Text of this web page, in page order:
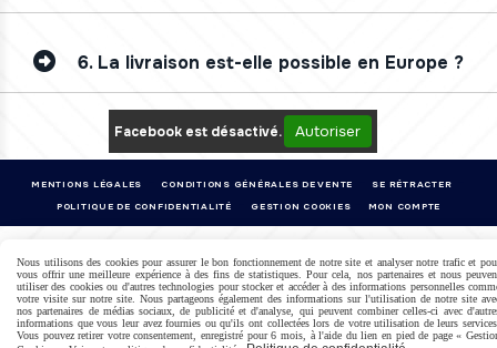
6. La livraison est-elle possible en Europe ?
Facebook est désactivé. Autoriser
MENTIONS LÉGALES CONDITIONS GÉNÉRALES DE VENTE
SE RÉTRACTER
POLITIQUE DE CONFIDENTIALITÉ
GESTION COOKIES MON COMPTE
Nous utilisons des cookies pour assurer le bon fonctionnement de notre site et analyser notre trafic et
vous offrir une meilleure expérience à des fins de statistiques. Pour cela, nos partenaires et nous
utiliser des cookies ou d'autres technologies pour stocker et accéder à des informations personnelles
votre visite sur notre site. Nous partageons également des informations sur l'utilisation de notre site
nos partenaires de médias sociaux, de publicité et d'analyse, qui peuvent combiner celles-ci avec
informations que vous leur avez fournies ou qu'ils ont collectées lors de votre utilisation de leurs
Vous pouvez retirer votre consentement, enregistré pour 6 mois, à l'aide du lien en pied de page «